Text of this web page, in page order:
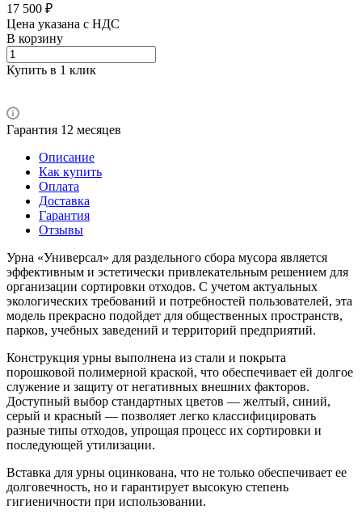
17 500 ₽
Цена указана с НДС
В корзину
Купить в 1 клик
Гарантия 12 месяцев
Описание
Как купить
Оплата
Доставка
Гарантия
Отзывы
Урна «Универсал» для раздельного сбора мусора является
эффективным и эстетически привлекательным решением для
организации сортировки отходов. С учетом актуальных
экологических требований и потребностей пользователей, эта
модель прекрасно подойдет для общественных пространств,
парков, учебных заведений и территорий предприятий.
Конструкция урны выполнена из стали и покрыта
порошковой полимерной краской, что обеспечивает ей долгое
служение и защиту от негативных внешних факторов.
Доступный выбор стандартных цветов — желтый, синий,
серый и красный — позволяет легко классифицировать
разные типы отходов, упрощая процесс их сортировки и
последующей утилизации.
Вставка для урны оцинкована, что не только обеспечивает ее
долговечность, но и гарантирует высокую степень
гигиеничности при использовании.